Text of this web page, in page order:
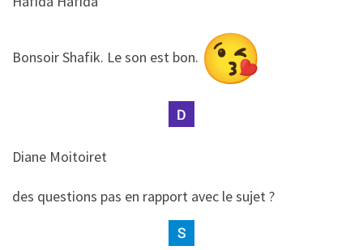
​​Bonsoir Shafik. Le son est bon.
Diane Moitoiret
​​des questions pas en rapport avec le sujet ?